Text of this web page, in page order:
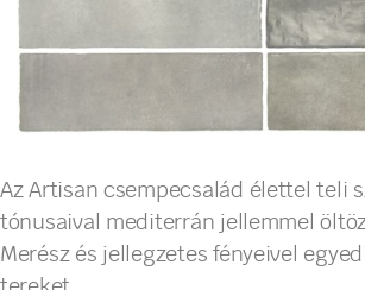
Az Artisan csempecsalád élettel teli
tónusaival mediterrán jellemmel
Merész és jellegzetes fényeivel